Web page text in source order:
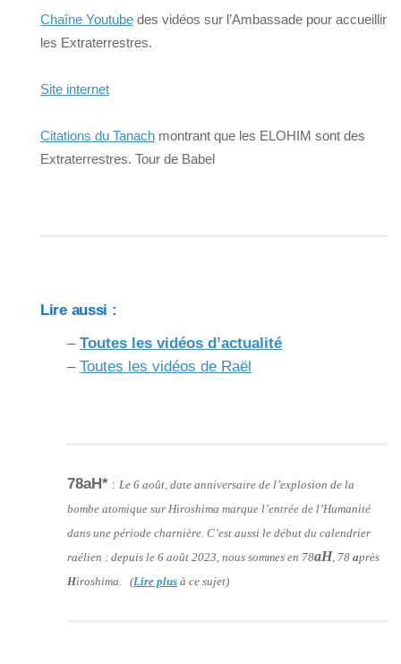
Chaîne Youtube des vidéos sur l’Ambassade pour accueillir
les Extraterrestres.
Site internet
Citations du Tanach montrant que les ELOHIM sont des
Extraterrestres. Tour de Babel
Lire aussi :
– Toutes les vidéos d’actualité
– Toutes les vidéos de Raël
78aH* : Le 6 août, date anniversaire de l’explosion de la
bombe atomique sur Hiroshima marque l’entrée de l’Humanité
dans une période charnière. C’est aussi le début du calendrier
raélien : depuis le 6 août 2023, nous sommes en 78aH, 78 après
Hiroshima. (Lire plus à ce sujet)